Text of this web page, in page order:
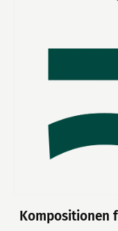
Kompositionen